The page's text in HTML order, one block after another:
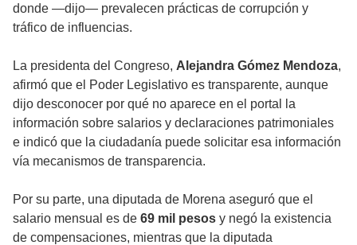
donde —dijo— prevalecen prácticas de corrupción y
tráfico de influencias.
La presidenta del Congreso, Alejandra Gómez Mendoza,
afirmó que el Poder Legislativo es transparente, aunque
dijo desconocer por qué no aparece en el portal la
información sobre salarios y declaraciones patrimoniales
e indicó que la ciudadanía puede solicitar esa información
vía mecanismos de transparencia.
Por su parte, una diputada de Morena aseguró que el
salario mensual es de 69 mil pesos y negó la existencia
de compensaciones, mientras que la diputada